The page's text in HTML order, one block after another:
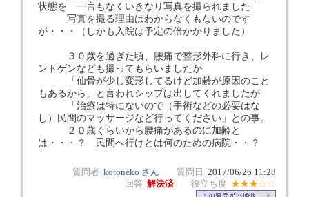
状態を 一言もなくいきなり写真を撮られました
写真を撮る理由はわからなくもないのです
が・・・（しかも入院は予定の倍かかりました）
３０歳を過ぎた頃、腰痛で整形外科に行き、レ
ントゲンなども撮ってもらいましたが
「仙骨が少し変形してるけど加齢が原因のこと
もあるから」と言われシップは出してくれましたが
「治療は特にないので（手術などの必要はな
し）民間のマッサージなど行ってください」との事。
２０歳くらいから腰痛があるのに加齢と
は・・・？ 民間へ行けとは何のための病院・・？
質問者 kotoneko さん 質問日
2017/06/26 11:28
回答 解決済 役立ち度 ★★★☆☆